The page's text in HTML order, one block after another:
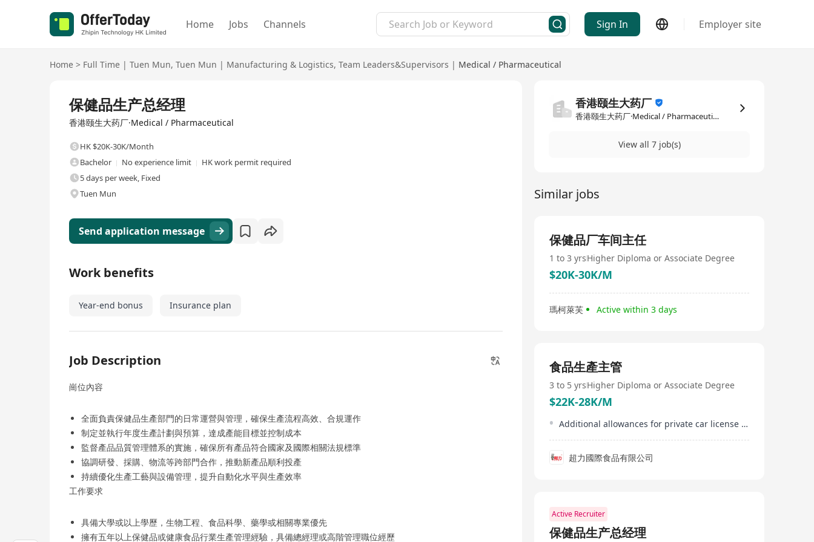
Home Jobs Channels Sign In Employer site
Home > Full Time | Tuen Mun, Tuen Mun | Manufacturing & Logistics, Team Leaders&Supervisors | Medical / Pharmaceutical
保健品生产总经理
香港颐生大药厂·Medical / Pharmaceutical
HK $20K-30K/Month
Bachelor
No experience limit
HK work permit required
5 days per week, Fixed
Tuen Mun
Send application message
Work benefits
Year-end bonus Insurance plan
Job Description
崗位內容
全面負責保健品生產部門的日常運營與管理，確保生產流程高效、合規運作
制定並執行年度生產計劃與預算，達成產能目標並控制成本
監督產品品質管理體系的實施，確保所有產品符合國家及國際相關法規標準
協調研發、採購、物流等跨部門合作，推動新產品順利投產
持續優化生產工藝與設備管理，提升自動化水平與生產效率
工作要求
具備大學或以上學歷，生物工程、食品科學、藥學或相關專業優先
擁有五年以上保健品或健康食品行業生產管理經驗，具備總經理或高階管理職位經歷
香港颐生大药厂
香港颐生大药厂·Medical / Pharmaceutical
View all 7 job(s)
Similar jobs
保健品厂车间主任
1 to 3 yrsHigher Diploma or Associate Degree
$20K-30K/M
瑪柯萊芙 Active within 3 days
食品生產主管
3 to 5 yrsHigher Diploma or Associate Degree
$22K-28K/M
Additional allowances for private car license or forklift operation certificate holders
超力國際食品有限公司
Active Recruiter
保健品生产总经理